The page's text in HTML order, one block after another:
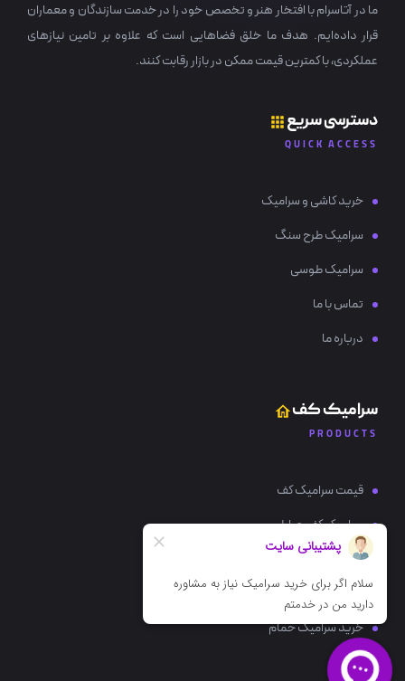
ما در آتاسرام با افتخار هنر و تخصص خود را در خدمت سازندگان و معماران
قرار داده‌ایم. هدف ما خلق فضاهایی است که علاوه بر تامین نیازهای
عملکردی، با کمترین قیمت ممکن در بازار رقابت کنند.
دسترسی سریع
QUICK ACCESS
خرید کاشی و سرامیک
سرامیک طرح سنگ
سرامیک طوسی
تماس با ما
درباره ما
سرامیک کف
PRODUCTS
قیمت سرامیک کف
سرامیک کف حیاط
سرامیک کف پذیرایی
سرامیک کف آشپزخانه
خرید سرامیک حمام